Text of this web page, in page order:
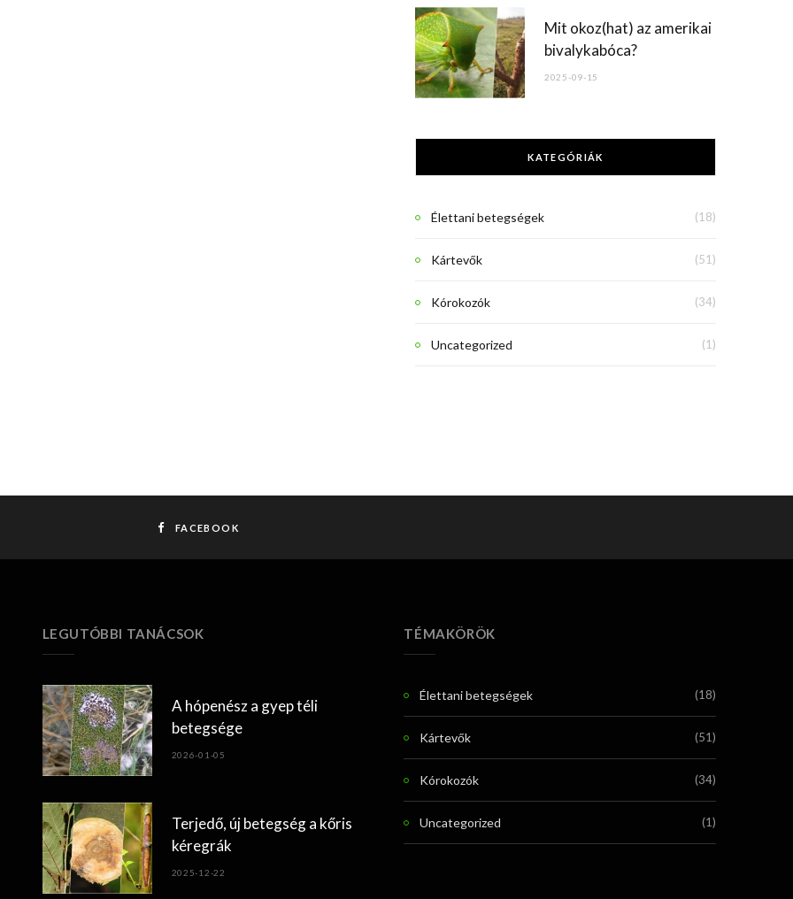
Mit okoz(hat) az amerikai
bivalykabóca?
2025-09-15
KATEGÓRIÁK
Élettani betegségek (18)
Kártevők (51)
Kórokozók (34)
Uncategorized (1)
FACEBOOK
LEGUTÓBBI TANÁCSOK
A hópenész a gyep téli
betegsége
2026-01-05
Terjedő, új betegség a kőris
kéregrák
2025-12-22
TÉMAKÖRÖK
Élettani betegségek (18)
Kártevők (51)
Kórokozók (34)
Uncategorized (1)